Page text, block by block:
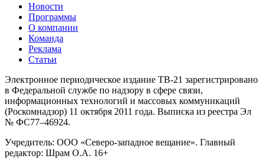
Новости
Программы
О компании
Команда
Реклама
Статьи
Электронное периодическое издание ТВ-21 зарегистрировано
в Федеральной службе по надзору в сфере связи,
информационных технологий и массовых коммуникаций
(Роскомнадзор) 11 октября 2011 года. Выписка из реестра Эл
№ ФС77–46924.
Учредитель: ООО «Северо-западное вещание». Главный
редактор: Шрам О.А. 16+